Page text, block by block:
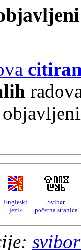
Engleski
jezik
Svibor
početna stranica